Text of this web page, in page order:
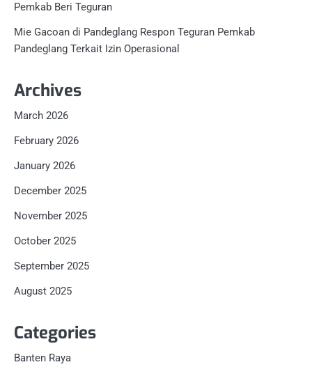
Pemkab Beri Teguran
Mie Gacoan di Pandeglang Respon Teguran Pemkab
Pandeglang Terkait Izin Operasional
Archives
March 2026
February 2026
January 2026
December 2025
November 2025
October 2025
September 2025
August 2025
Categories
Banten Raya